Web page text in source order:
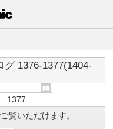
1376-1377(1404-
1377
覧いただけます。